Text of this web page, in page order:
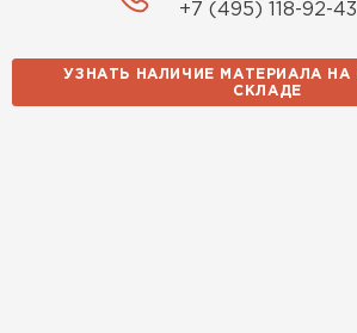
+7 (495) 118-92-
УЗНАТЬ НАЛИЧИЕ МАТЕРИАЛА
СКЛАДЕ